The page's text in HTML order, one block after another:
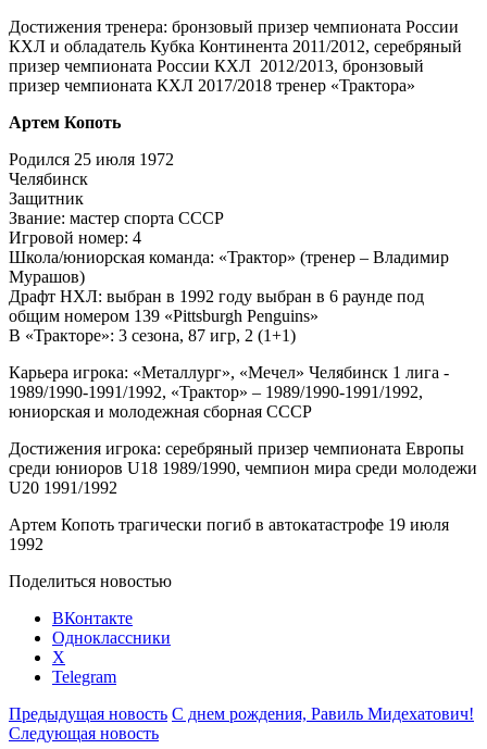
Достижения тренера: бронзовый призер чемпионата России
КХЛ и обладатель Кубка Континента 2011/2012, серебряный
призер чемпионата России КХЛ 2012/2013, бронзовый
призер чемпионата КХЛ 2017/2018 тренер «Трактора»
Артем Копоть
Родился 25 июля 1972
Челябинск
Защитник
Звание: мастер спорта СССР
Игровой номер: 4
Школа/юниорская команда: «Трактор» (тренер – Владимир
Мурашов)
Драфт НХЛ: выбран в 1992 году выбран в 6 раунде под
общим номером 139 «Pittsburgh Penguins»
В «Тракторе»: 3 сезона, 87 игр, 2 (1+1)
Карьера игрока: «Металлург», «Мечел» Челябинск 1 лига -
1989/1990-1991/1992, «Трактор» – 1989/1990-1991/1992,
юниорская и молодежная сборная СССР
Достижения игрока: серебряный призер чемпионата Европы
среди юниоров U18 1989/1990, чемпион мира среди молодежи
U20 1991/1992
Артем Копоть трагически погиб в автокатастрофе 19 июля
1992
Поделиться новостью
ВКонтакте
Одноклассники
X
Telegram
Предыдущая новость С днем рождения, Равиль Мидехатович!
Следующая новость